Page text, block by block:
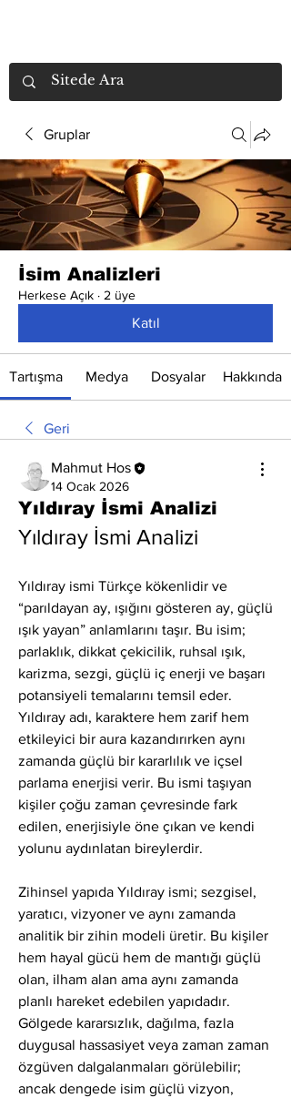
Gruplar
İsim Analizleri
Herkese Açık · 2 üye
Katıl
Tartışma Medya Dosyalar Hakkında
Geri
Mahmut Hos
14 Ocak 2026
Yıldıray İsmi Analizi
Yıldıray İsmi Analizi
Yıldıray ismi Türkçe kökenlidir ve
“parıldayan ay, ışığını gösteren ay, güçlü
ışık yayan” anlamlarını taşır. Bu isim;
parlaklık, dikkat çekicilik, ruhsal ışık,
karizma, sezgi, güçlü iç enerji ve başarı
potansiyeli temalarını temsil eder.
Yıldıray adı, karaktere hem zarif hem
etkileyici bir aura kazandırırken aynı
zamanda güçlü bir kararlılık ve içsel
parlama enerjisi verir. Bu ismi taşıyan
kişiler çoğu zaman çevresinde fark
edilen, enerjisiyle öne çıkan ve kendi
yolunu aydınlatan bireylerdir.
Zihinsel yapıda Yıldıray ismi; sezgisel,
yaratıcı, vizyoner ve aynı zamanda
analitik bir zihin modeli üretir. Bu kişiler
hem hayal gücü hem de mantığı güçlü
olan, ilham alan ama aynı zamanda
planlı hareket edebilen yapıdadır.
Gölgede kararsızlık, dağılma, fazla
duygusal hassasiyet veya zaman zaman
özgüven dalgalanmaları görülebilir;
ancak dengede isim güçlü vizyon,